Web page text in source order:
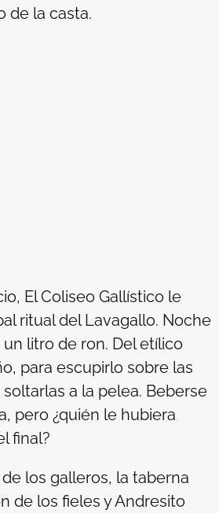
de la casta.
El Coliseo Gallístico le
ritual del Lavagallo. Noche
litro de ron. Del etílico
para escupirlo sobre las
a la pelea. Beberse
pero ¿quién le hubiera
final?
los galleros, la taberna
de los fieles y Andresito